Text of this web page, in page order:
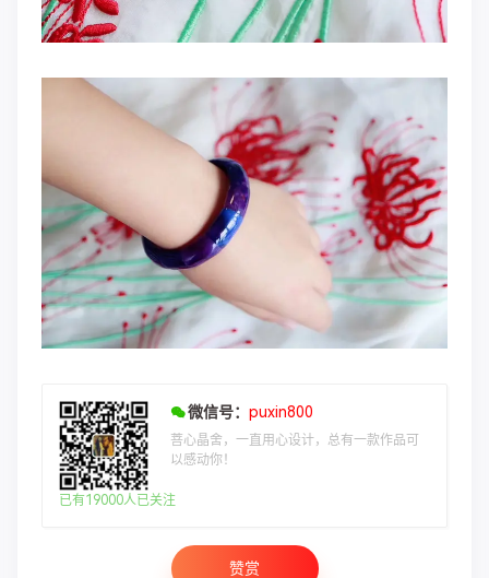
微信号： puxin800
菩心晶舍，一直用心设计，总有一款作品可
以感动你！
已有19000人已关注
赞赏